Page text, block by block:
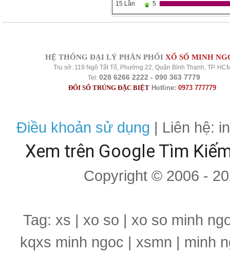
15 Lần 5
HỆ THỐNG ĐẠI LÝ PHÂN PHỐI XỔ SỐ MINH
Trụ sở: 119 Ngô Tất Tố, Phường 22, Quận Bình Thạnh, TP.
Tel: 028 6266 2222 - 090 363 7779
ĐỔI SỐ TRÚNG ĐẶC BIỆT Hotline: 0973 777779
Điều khoản sử dụng | Liên hệ:
Xem trên Google Tìm
Copyright © 2006 -
Tag: xs | xo so | xo so minh
kqxs minh ngoc | xsmn | minh